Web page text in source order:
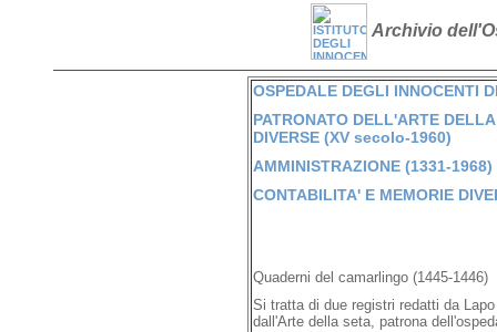
Archivio
OSPEDALE DEGLI INNOCENTI
PATRONATO DELL'ARTE
DIVERSE (XV secolo-1960)
AMMINISTRAZIONE (1331-1968)
CONTABILITA' E MEMORIE
Quaderni del camarlingo (1445-1446)
Si tratta di due registri redatti da
dall'Arte della seta, patrona